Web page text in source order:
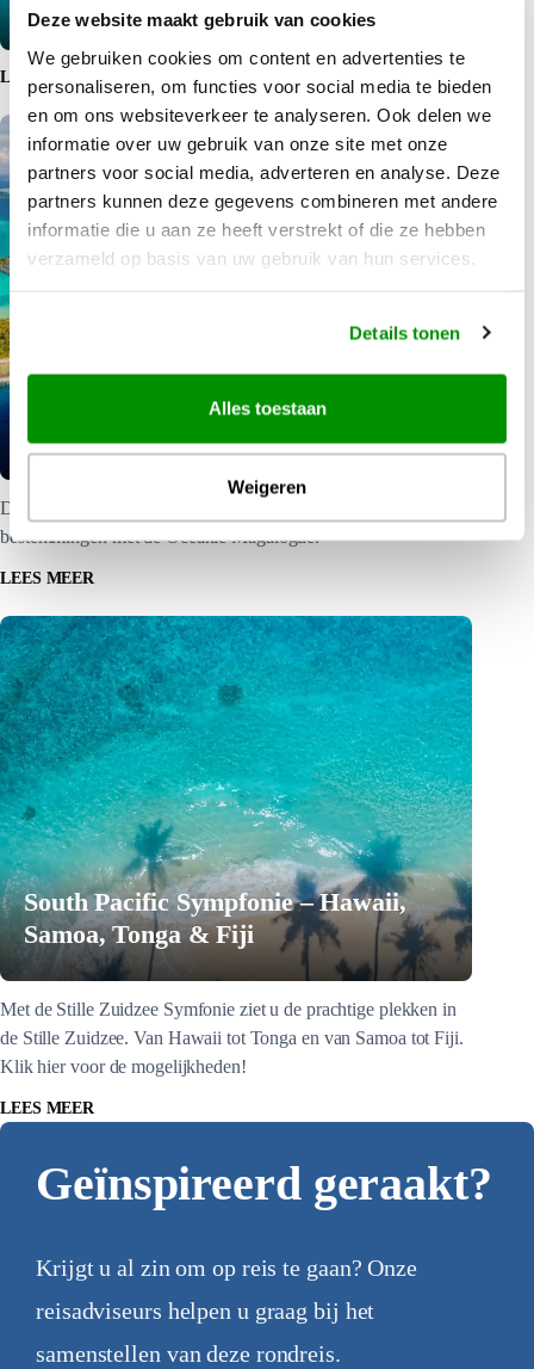
Deze website maakt gebruik van cookies
We gebruiken cookies om content en advertenties te
personaliseren, om functies voor social media te bieden
en om ons websiteverkeer te analyseren. Ook delen we
informatie over uw gebruik van onze site met onze
partners voor social media, adverteren en analyse. Deze
partners kunnen deze gegevens combineren met andere
informatie die u aan ze heeft verstrekt of die ze hebben
verzameld op basis van uw gebruik van hun services.
Details tonen
Alles toestaan
Weigeren
LEES MEER
Magalogue Oceanië
Doe inspiratie op voor uw volgende reis naar onze
bestemmingen met de Oceanië Magalogue.
LEES MEER
South Pacific Sympfonie – Hawaii,
Samoa, Tonga & Fiji
Met de Stille Zuidzee Symfonie ziet u de prachtige plekken in
de Stille Zuidzee. Van Hawaii tot Tonga en van Samoa tot Fiji.
Klik hier voor de mogelijkheden!
LEES MEER
Geïnspireerd geraakt?
Krijgt u al zin om op reis te gaan? Onze
reisadviseurs helpen u graag bij het
samenstellen van deze rondreis.